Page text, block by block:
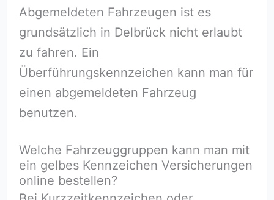
Abgemeldeten Fahrzeugen ist es
grundsätzlich in Delbrück nicht erlaubt
zu fahren. Ein
Überführungskennzeichen kann man für
einen abgemeldeten Fahrzeug
benutzen.
Welche Fahrzeuggruppen kann man mit
ein gelbes Kennzeichen Versicherungen
online bestellen?